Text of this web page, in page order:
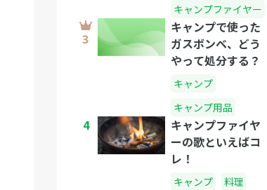
キャンプファイヤー
キャンプで使った
ガスボンベ、どう
やって処分する？
キャンプ
キャンプ用品
4
キャンプファイヤ
ーの歌といえばコ
レ！
キャンプ 料理